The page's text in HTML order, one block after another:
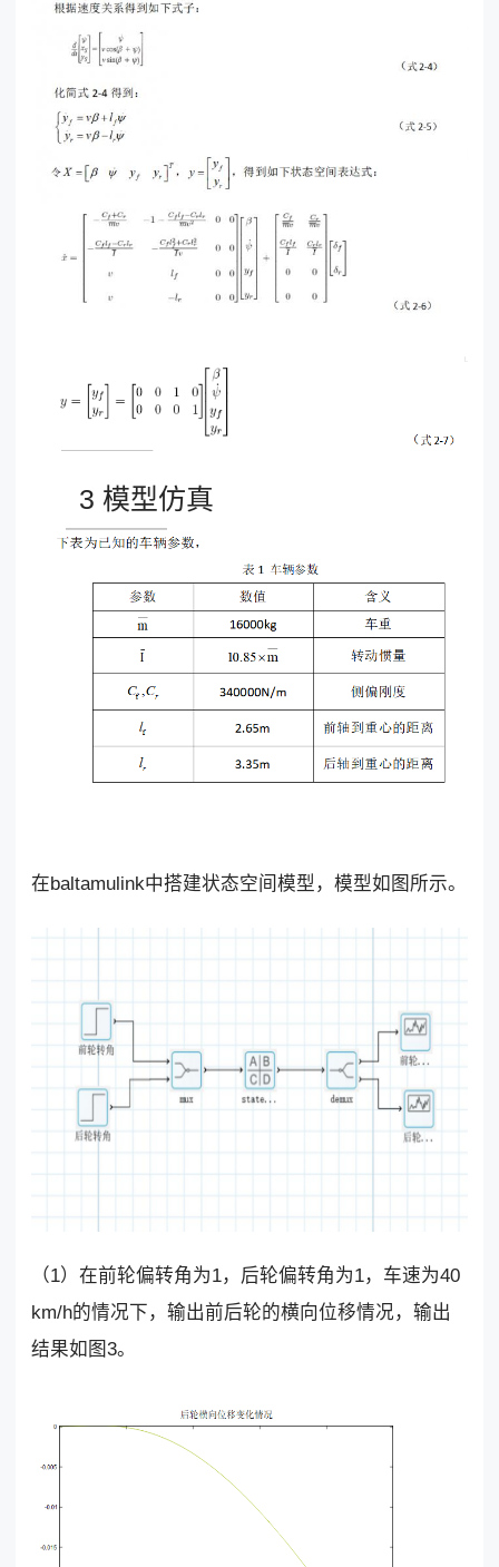
3 模型仿真
在baltamulink中搭建状态空间模型，模型如图所示。
（1）在前轮偏转角为1，后轮偏转角为1，车速为40
km/h的情况下，输出前后轮的横向位移情况，输出
结果如图3。